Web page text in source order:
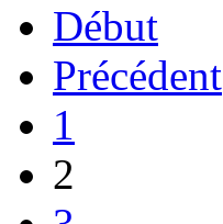
Début
Précédent
1
2